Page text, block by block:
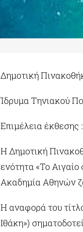
Δημοτική
Ίδρυμα Τηνιακού
Επιμέλεια έκθεσης
Η Δημοτική
ενότητα «Το
Ακαδημία Αθηνών
Η αναφορά του
Ιθάκη»)